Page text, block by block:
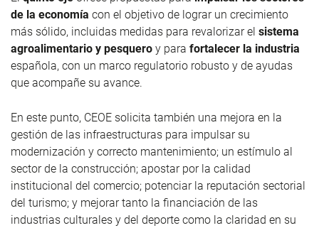
de la economía con el objetivo de lograr un crecimiento
más sólido, incluidas medidas para revalorizar el sistema
agroalimentario y pesquero y para fortalecer la industria
española, con un marco regulatorio robusto y de ayudas
que acompañe su avance.
En este punto, CEOE solicita también una mejora en la
gestión de las infraestructuras para impulsar su
modernización y correcto mantenimiento; un estímulo al
sector de la construcción; apostar por la calidad
institucional del comercio; potenciar la reputación sectorial
del turismo; y mejorar tanto la financiación de las
industrias culturales y del deporte como la claridad en su